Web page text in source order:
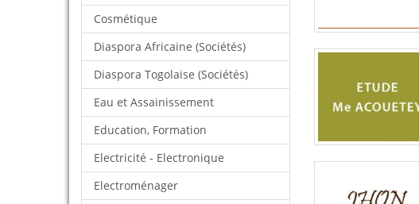
Cosmétique
Diaspora Africaine (Sociétés)
Diaspora Togolaise (Sociétés)
Eau et Assainissement
Education, Formation
Electricité - Electronique
Electroménager